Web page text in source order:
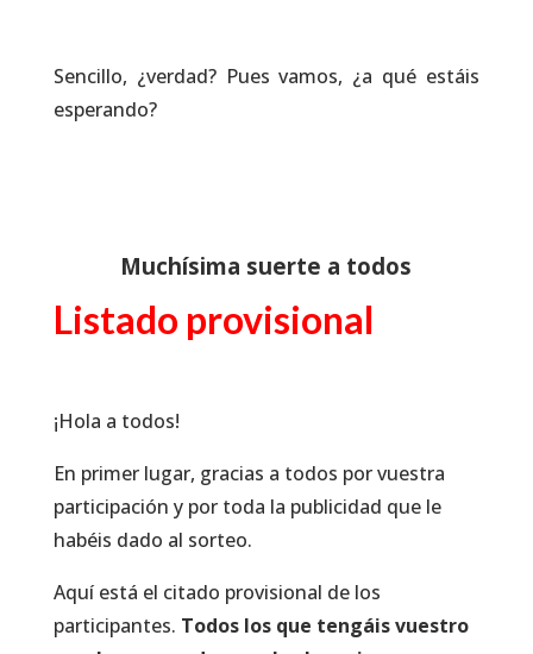
Sencillo, ¿verdad? Pues vamos, ¿a qué estáis
esperando?
Muchísima suerte a todos
Listado provisional
¡Hola a todos!
En primer lugar, gracias a todos por vuestra
participación y por toda la publicidad que le
habéis dado al sorteo.
Aquí está el citado provisional de los
participantes. Todos los que tengáis vuestro